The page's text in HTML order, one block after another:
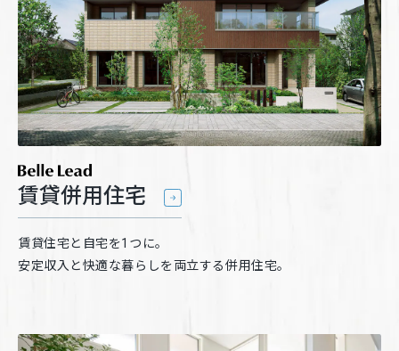
賃貸併用住宅
賃貸住宅と自宅を1つに。
安定収入と快適な暮らしを両立する併用住宅。